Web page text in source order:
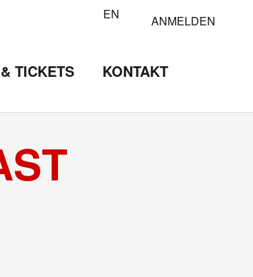
EN ANMELDEN
TICKETS KONTAKT